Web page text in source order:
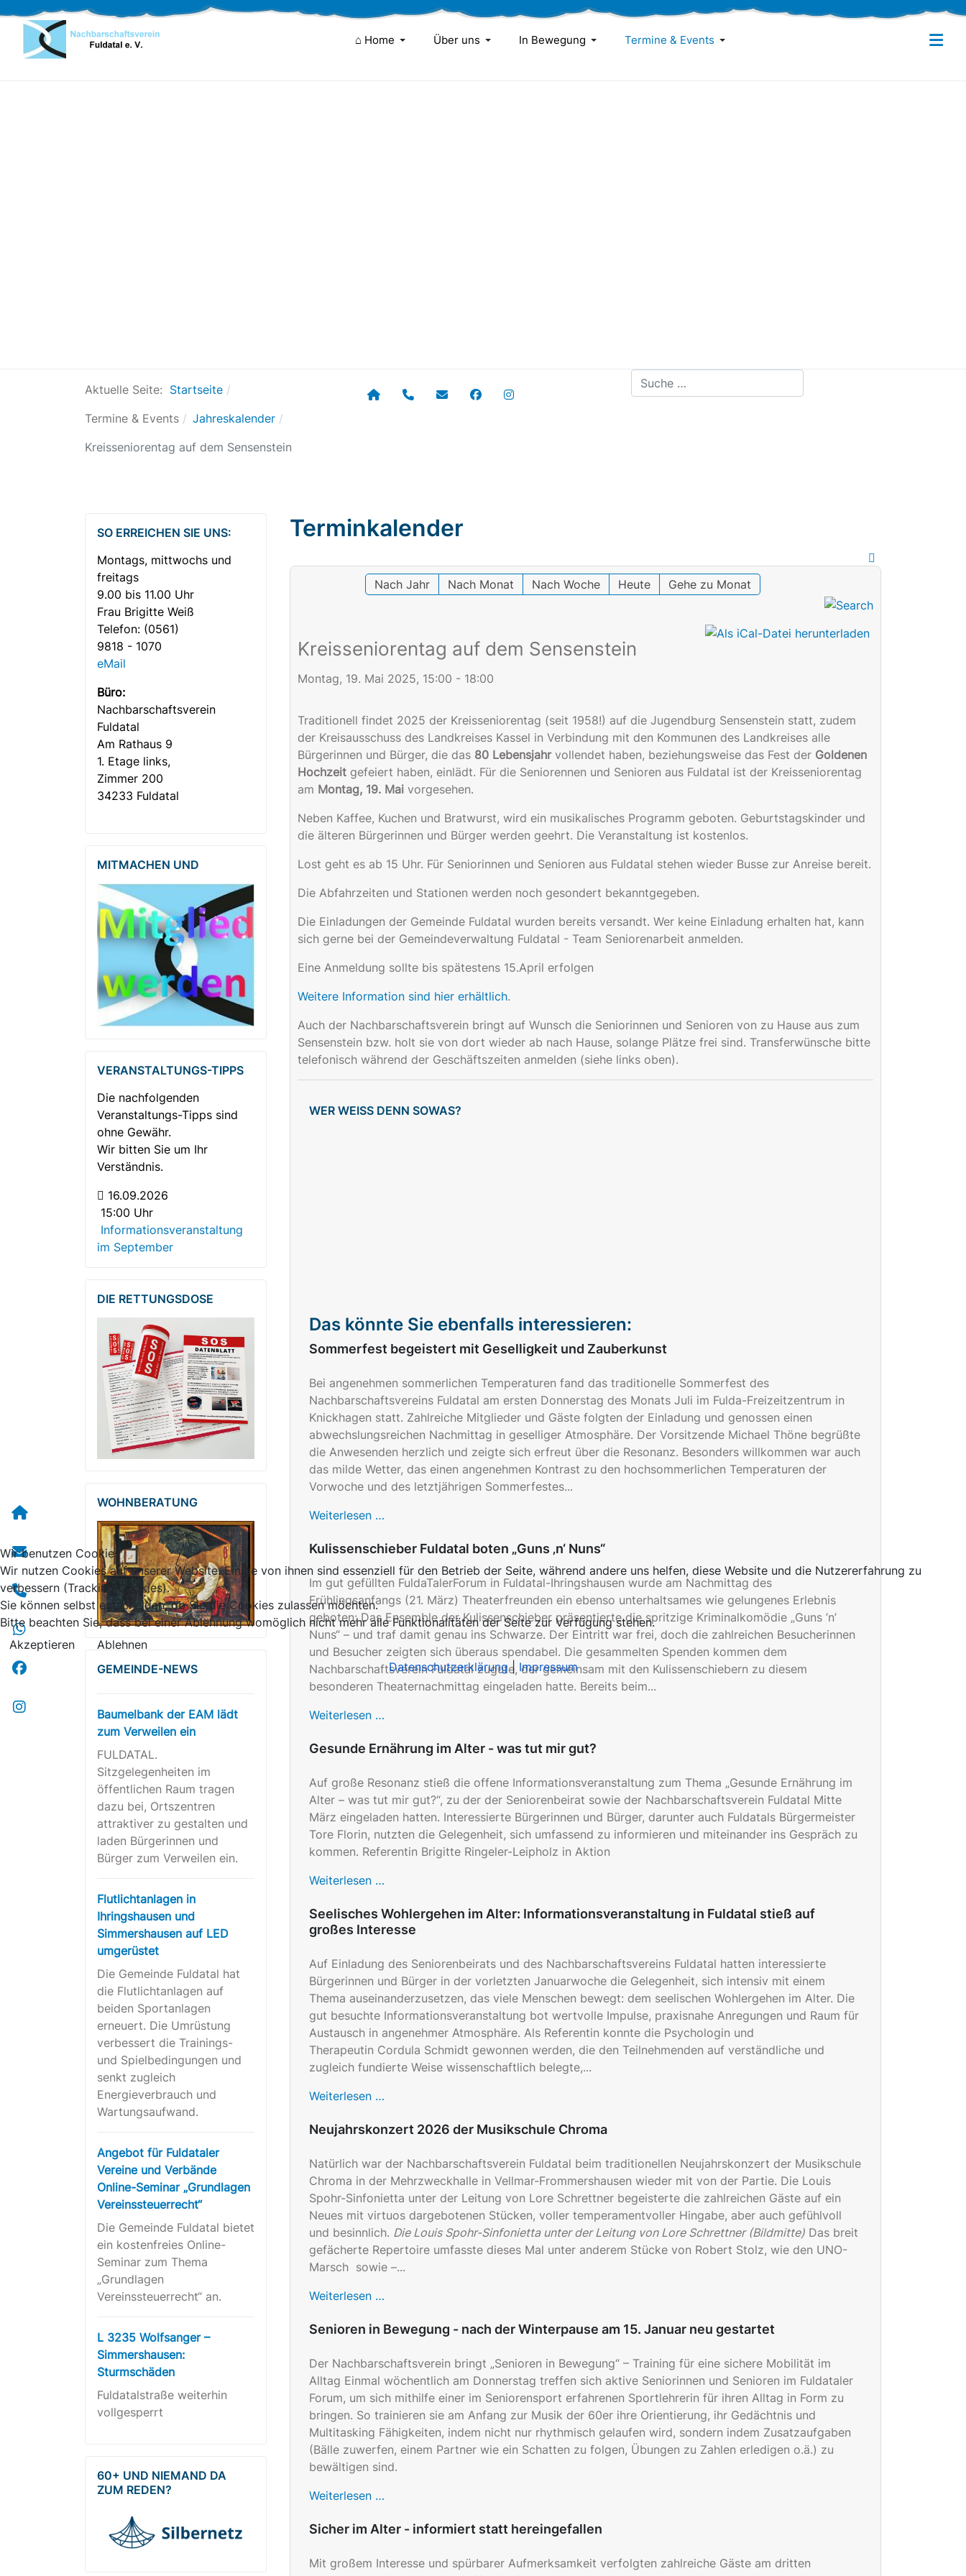
⌂ Home Über uns In Bewegung Termine & Events
Aktuelle Seite: Startseite
Termine & Events
Jahreskalender
Kreisseniorentag auf dem Sensenstein
Suchen
Terminkalender
Nach Jahr Nach Monat Nach Woche Heute Gehe zu Monat
Kreisseniorentag auf dem Sensenstein
Montag, 19. Mai 2025, 15:00 - 18:00
Traditionell findet 2025 der Kreisseniorentag (seit 1958!) auf die Jugendburg Sensenstein statt, zudem
der Kreisausschuss des Landkreises Kassel in Verbindung mit den Kommunen des Landkreises alle
Bürgerinnen und Bürger, die das 80 Lebensjahrvollendet haben, beziehungsweise das Fest der Goldenen
Hochzeit gefeiert haben, einlädt. Für die Seniorennen und Senioren aus Fuldatal ist der Kreisseniorentag
am Montag, 19. Mai vorgesehen.
Neben Kaffee, Kuchen und Bratwurst, wird ein musikalisches Programm geboten. Geburtstagskinder und
die älteren Bürgerinnen und Bürger werden geehrt. Die Veranstaltung ist kostenlos.
Lost geht es ab 15 Uhr. Für Seniorinnen und Senioren aus Fuldatal stehen wieder Busse zur Anreise bereit.
Die Abfahrzeiten und Stationen werden noch gesondert bekanntgegeben.
Die Einladungen der Gemeinde Fuldatal wurden bereits versandt. Wer keine Einladung erhalten hat, kann
sich gerne bei der Gemeindeverwaltung Fuldatal - Team Seniorenarbeit anmelden.
Eine Anmeldung sollte bis spätestens 15.April erfolgen
Weitere Information sind hier erhältlich.
Auch der Nachbarschaftsverein bringt auf Wunsch die Seniorinnen und Senioren von zu Hause aus zum
Sensenstein bzw. holt sie von dort wieder ab nach Hause, solange Plätze frei sind. Transferwünsche bitte
telefonisch während der Geschäftszeiten anmelden (siehe links oben).
WER WEISS DENN SOWAS?
Das könnte Sie ebenfalls interessieren:
Sommerfest begeistert mit Geselligkeit und Zauberkunst
Bei angenehmen sommerlichen Temperaturen fand das traditionelle Sommerfest des
Nachbarschaftsvereins Fuldatal am ersten Donnerstag des Monats Juli im Fulda-Freizeitzentrum in
Knickhagen statt. Zahlreiche Mitglieder und Gäste folgten der Einladung und genossen einen
abwechslungsreichen Nachmittag in geselliger Atmosphäre. Der Vorsitzende Michael Thöne begrüßte
die Anwesenden herzlich und zeigte sich erfreut über die Resonanz. Besonders willkommen war auch
das milde Wetter, das einen angenehmen Kontrast zu den hochsommerlichen Temperaturen der
Vorwoche und des letztjährigen Sommerfestes...
Weiterlesen …
Kulissenschieber Fuldatal boten „Guns ‚n‘ Nuns“
Im gut gefüllten FuldaTalerForum in Fuldatal-Ihringshausen wurde am Nachmittag des
Frühlingsanfangs (21. März) Theaterfreunden ein ebenso unterhaltsames wie gelungenes Erlebnis
geboten: Das Ensemble der Kulissenschieber präsentierte die spritzige Kriminalkomödie „Guns ’n’
Nuns“ – und traf damit genau ins Schwarze. Der Eintritt war frei, doch die zahlreichen Besucherinnen
und Besucher zeigten sich überaus spendabel. Die gesammelten Spenden kommen dem
Nachbarschaftsverein Fuldatal zugute, der gemeinsam mit den Kulissenschiebern zu diesem
besonderen Theaternachmittag eingeladen hatte. Bereits beim...
Weiterlesen …
Gesunde Ernährung im Alter - was tut mir gut?
Auf große Resonanz stieß die offene Informationsveranstaltung zum Thema „Gesunde Ernährung im
Alter – was tut mir gut?“, zu der der Seniorenbeirat sowie der Nachbarschaftsverein Fuldatal Mitte
März eingeladen hatten. Interessierte Bürgerinnen und Bürger, darunter auch Fuldatals Bürgermeister
Tore Florin, nutzten die Gelegenheit, sich umfassend zu informieren und miteinander ins Gespräch zu
kommen. Referentin Brigitte Ringeler-Leipholz in Aktion
Weiterlesen …
Seelisches Wohlergehen im Alter: Informationsveranstaltung in Fuldatal stieß auf
großes Interesse
Auf Einladung des Seniorenbeirats und des Nachbarschaftsvereins Fuldatal hatten interessierte
Bürgerinnen und Bürger in der vorletzten Januarwoche die Gelegenheit, sich intensiv mit einem
Thema auseinanderzusetzen, das viele Menschen bewegt: dem seelischen Wohlergehen im Alter. Die
gut besuchte Informationsveranstaltung bot wertvolle Impulse, praxisnahe Anregungen und Raum für
Austausch in angenehmer Atmosphäre. Als Referentin konnte die Psychologin und
Therapeutin Cordula Schmidt gewonnen werden, die den Teilnehmenden auf verständliche und
zugleich fundierte Weise wissenschaftlich belegte,...
Weiterlesen …
Neujahrskonzert 2026 der Musikschule Chroma
Natürlich war der Nachbarschaftsverein Fuldatal beim traditionellen Neujahrskonzert der Musikschule
Chroma in der Mehrzweckhalle in Vellmar-Frommershausen wieder mit von der Partie. Die Louis
Spohr-Sinfonietta unter der Leitung von Lore Schrettner begeisterte die zahlreichen Gäste auf ein
Neues mit virtuos dargebotenen Stücken, voller temperamentvoller Hingabe, aber auch gefühlvoll
und besinnlich. Die Louis Spohr-Sinfonietta unter der Leitung von Lore Schrettner (Bildmitte) Das breit
gefächerte Repertoire umfasste dieses Mal unter anderem Stücke von Robert Stolz, wie den UNO-
Marsch sowie –...
Weiterlesen …
Senioren in Bewegung - nach der Winterpause am 15. Januar neu gestartet
Der Nachbarschaftsverein bringt „Senioren in Bewegung“ – Training für eine sichere Mobilität im
Alltag Einmal wöchentlich am Donnerstag treffen sich aktive Seniorinnen und Senioren im Fuldataler
Forum, um sich mithilfe einer im Seniorensport erfahrenen Sportlehrerin für ihren Alltag in Form zu
bringen. So trainieren sie am Anfang zur Musik der 60er ihre Orientierung, ihr Gedächtnis und
Multitasking Fähigkeiten, indem nicht nur rhythmisch gelaufen wird, sondern indem Zusatzaufgaben
(Bälle zuwerfen, einem Partner wie ein Schatten zu folgen, Übungen zu Zahlen erledigen o.ä.) zu
bewältigen sind.
Weiterlesen …
Sicher im Alter - informiert statt hereingefallen
Mit großem Interesse und spürbarer Aufmerksamkeit verfolgten zahlreiche Gäste am dritten
SO ERREICHEN SIE UNS:
Montags, mittwochs und
freitags
9.00 bis 11.00 Uhr
Frau Brigitte Weiß
Telefon: (0561)
9818 - 1070
eMail
Büro:
Nachbar­­schafts­verein
Fuldatal
Am Rathaus 9
1. Etage links,
Zimmer 200
34233 Fuldatal
MITMACHEN UND
VERANSTALTUNGS-TIPPS
Die nachfolgenden
Veranstaltungs-Tipps sind
ohne Gewähr.
Wir bitten Sie um Ihr
Verständnis.
16.09.2026
15:00 Uhr
Informationsveranstaltung
im September
DIE RETTUNGSDOSE
WOHNBERATUNG
GEMEINDE-NEWS
Baumelbank der EAM lädt
zum Verweilen ein
FULDATAL.
Sitzgelegenheiten im
öffentlichen Raum tragen
dazu bei, Ortszentren
attraktiver zu gestalten und
laden Bürgerinnen und
Bürger zum Verweilen ein.
Flutlichtanlagen in
Ihringshausen und
Simmershausen auf LED
umgerüstet
Die Gemeinde Fuldatal hat
die Flutlichtanlagen auf
beiden Sportanlagen
erneuert. Die Umrüstung
verbessert die Trainings-
und Spielbedingungen und
senkt zugleich
Energieverbrauch und
Wartungsaufwand.
Angebot für Fuldataler
Vereine und Verbände
Online-Seminar „Grundlagen
Vereinssteuerrecht“
Die Gemeinde Fuldatal bietet
ein kostenfreies Online-
Seminar zum Thema
„Grundlagen
Vereinssteuerrecht“ an.
L 3235 Wolfsanger –
Simmershausen:
Sturmschäden
Fuldatalstraße weiterhin
vollgesperrt
60+ UND NIEMAND DA
ZUM REDEN?
Wir benutzen Cookies
Wir nutzen Cookies auf unserer Website. Einige von ihnen sind essenziell für den Betrieb der Seite, während andere uns helfen, diese Website und die Nutzererfahrung zu
verbessern (Tracking Cookies).
Sie können selbst entscheiden, ob Sie die Cookies zulassen möchten.
Bitte beachten Sie, dass bei einer Ablehnung womöglich nicht mehr alle Funktionalitäten der Seite zur Verfügung stehen.
Akzeptieren
Ablehnen
Datenschutzerklärung| Impressum